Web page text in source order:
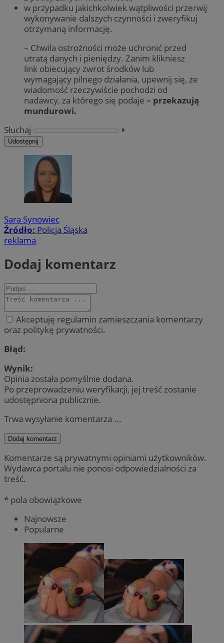
w przypadku jakichkolwiek wątpliwości przerwij
wykonywanie dalszych czynności i zweryfikuj
otrzymaną informację.
– Chwila ostrożności może uchronić przed
utratą danych i pieniędzy. Zanim klikniesz
link obiecujący zwrot środków lub
wymagający pilnego działania, upewnij się, że
wiadomość rzeczywiście pochodzi od
nadawcy, za którego się podaje – przekazują
mundurowi.
Słuchaj
⏵︎
Udostępnij
Sara Synowiec
Źródło: Policja Śląska
reklama
Dodaj komentarz
Akceptuję regulamin zamieszczania komentarzy
oraz politykę prywatności.
Błąd:
Wynik:
Opinia została pomyślnie dodana.
Po przeprowadzeniu weryfikacji, jej treść zostanie
udostępniona publicznie.
Trwa wysyłanie komentarza ...
Dodaj komentarz
Komentarze są prywatnymi opiniami użytkowników.
Wydawca portalu nie ponosi odpowiedzialności za
treść.
* pola obowiązkowe
Najnowsze
Popularne